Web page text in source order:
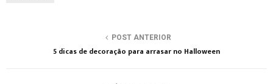
POST ANTERIOR
5 dicas de decoração para arrasar no Halloween